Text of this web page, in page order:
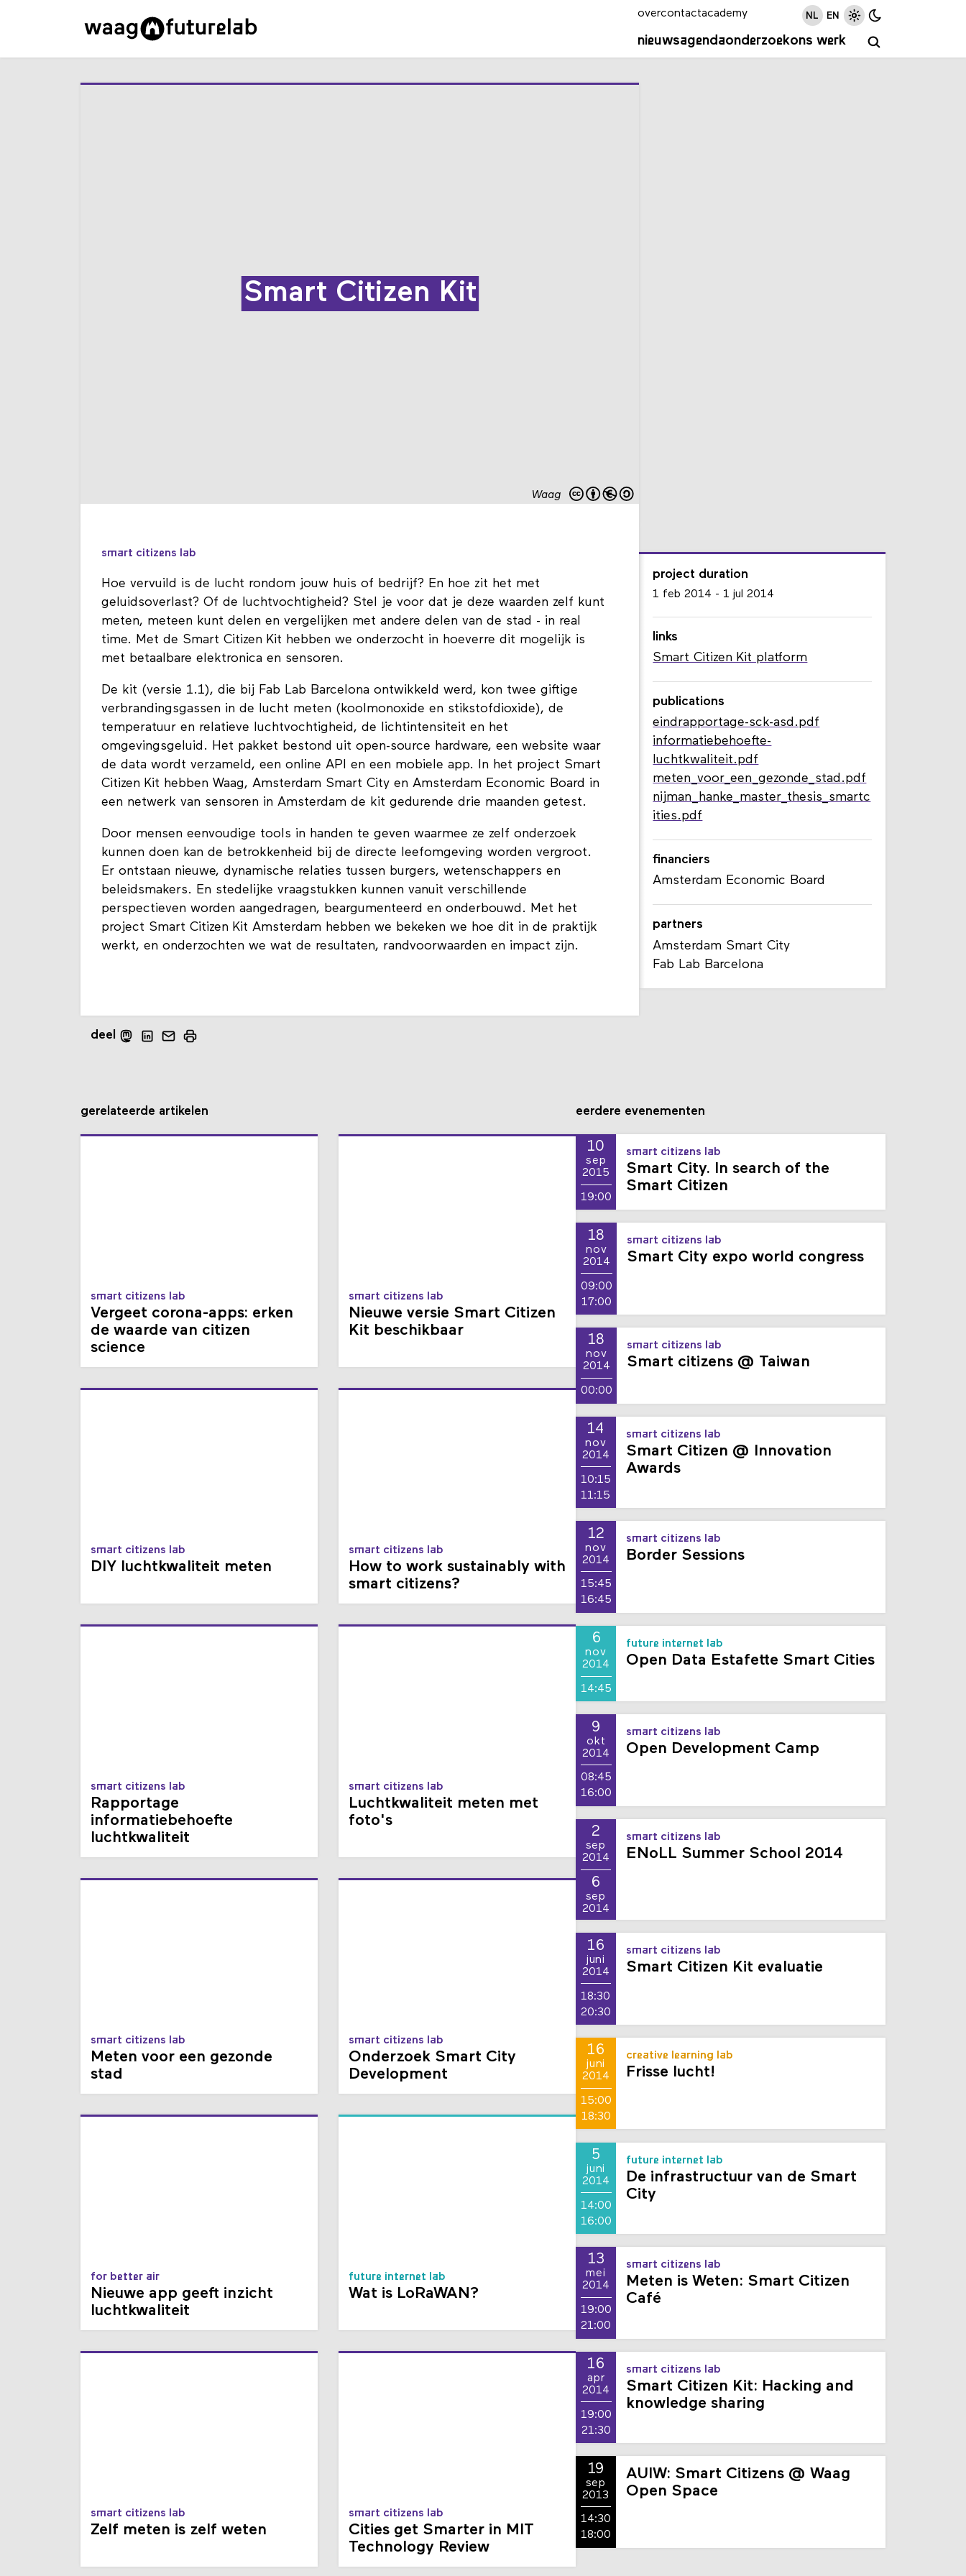
nieuwsagendaonderzoekons werk
overcontactacademy NL EN
Waag
Smart Citizen Kit
smart citizens lab
Hoe vervuild is de lucht rondom jouw huis of bedrijf? En hoe zit het met
geluidsoverlast? Of de luchtvochtigheid? Stel je voor dat je deze waarden zelf kunt
meten, meteen kunt delen en vergelijken met andere delen van de stad - in real
time. Met de Smart Citizen Kit hebben we onderzocht in hoeverre dit mogelijk is
met betaalbare elektronica en sensoren.
De kit (versie 1.1), die bij Fab Lab Barcelona ontwikkeld werd, kon twee giftige
verbrandingsgassen in de lucht meten (koolmonoxide en stikstofdioxide), de
temperatuur en relatieve luchtvochtigheid, de lichtintensiteit en het
omgevingsgeluid. Het pakket bestond uit open-source hardware, een website waar
de data wordt verzameld, een online API en een mobiele app. In het project Smart
Citizen Kit hebben Waag, Amsterdam Smart City en Amsterdam Economic Board in
een netwerk van sensoren in Amsterdam de kit gedurende drie maanden getest.
Door mensen eenvoudige tools in handen te geven waarmee ze zelf onderzoek
kunnen doen kan de betrokkenheid bij de directe leefomgeving worden vergroot.
Er ontstaan nieuwe, dynamische relaties tussen burgers, wetenschappers en
beleidsmakers. En stedelijke vraagstukken kunnen vanuit verschillende
perspectieven worden aangedragen, beargumenteerd en onderbouwd. Met het
project Smart Citizen Kit Amsterdam hebben we bekeken we hoe dit in de praktijk
werkt, en onderzochten we wat de resultaten, randvoorwaarden en impact zijn.
deel
project duration
1 feb 2014 - 1 jul 2014
links
Smart Citizen Kit platform
publications
eindrapportage-sck-asd.pdf
informatiebehoefte-
luchtkwaliteit.pdf
meten_voor_een_gezonde_stad.pdf
nijman_hanke_master_thesis_smartc
ities.pdf
financiers
Amsterdam Economic Board
partners
Amsterdam Smart City
Fab Lab Barcelona
gerelateerde artikelen
smart citizens lab
Vergeet corona-apps: erken
de waarde van citizen
science
smart citizens lab
Nieuwe versie Smart Citizen
Kit beschikbaar
smart citizens lab
DIY luchtkwaliteit meten
smart citizens lab
How to work sustainably with
smart citizens?
smart citizens lab
Rapportage
informatiebehoefte
luchtkwaliteit
smart citizens lab
Luchtkwaliteit meten met
foto's
smart citizens lab
Meten voor een gezonde
stad
smart citizens lab
Onderzoek Smart City
Development
for better air
Nieuwe app geeft inzicht
luchtkwaliteit
future internet lab
Wat is LoRaWAN?
smart citizens lab
Zelf meten is zelf weten
smart citizens lab
Cities get Smarter in MIT
Technology Review
eerdere evenementen
10
sep
2015
19:00
smart citizens lab
Smart City. In search of the
Smart Citizen
18
nov
2014
09:00
17:00
smart citizens lab
Smart City expo world congress
18
nov
2014
00:00
smart citizens lab
Smart citizens @ Taiwan
14
nov
2014
10:15
11:15
smart citizens lab
Smart Citizen @ Innovation
Awards
12
nov
2014
15:45
16:45
smart citizens lab
Border Sessions
6
nov
2014
14:45
future internet lab
Open Data Estafette Smart Cities
9
okt
2014
08:45
16:00
smart citizens lab
Open Development Camp
2
sep
2014
6
sep
2014
smart citizens lab
ENoLL Summer School 2014
16
juni
2014
18:30
20:30
smart citizens lab
Smart Citizen Kit evaluatie
16
juni
2014
15:00
18:30
creative learning lab
Frisse lucht!
5
juni
2014
14:00
16:00
future internet lab
De infrastructuur van de Smart
City
13
mei
2014
19:00
21:00
smart citizens lab
Meten is Weten: Smart Citizen
Café
16
apr
2014
19:00
21:30
smart citizens lab
Smart Citizen Kit: Hacking and
knowledge sharing
19
sep
2013
14:30
18:00
AUIW: Smart Citizens @ Waag
Open Space